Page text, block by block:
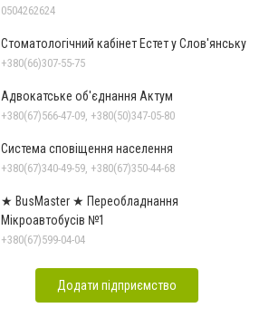
0504262624
Стоматологічний кабінет Естет у Слов'янську
+380(66)307-55-75
Адвокатське об'єднання Актум
+380(67)566-47-09, +380(50)347-05-80
Система сповіщення населення
+380(67)340-49-59, +380(67)350-44-68
★ BusMaster ★ Переобладнання
Мікроавтобусів №1
+380(67)599-04-04
Додати підприємство